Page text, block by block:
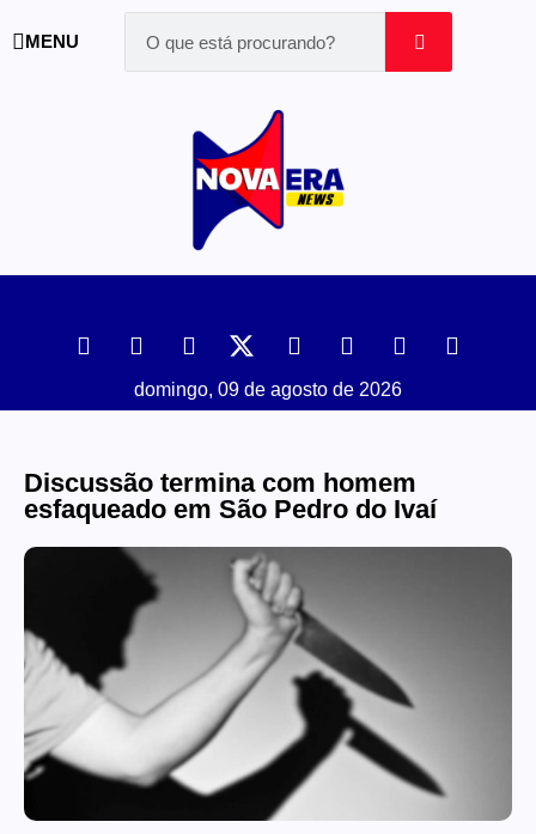
MENU
domingo, 09 de agosto de 2026
Discussão termina com homem
esfaqueado em São Pedro do Ivaí